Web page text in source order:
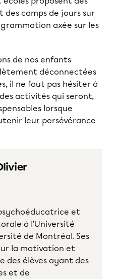
camps de jours sur
axée sur les
de nos enfants
déconnectées
il ne faut pas hésiter à
activités qui seront,
lorsque
leur persévérance
et
à l’Université
de Montréal. Ses
la motivation et
des élèves ayant des
et de